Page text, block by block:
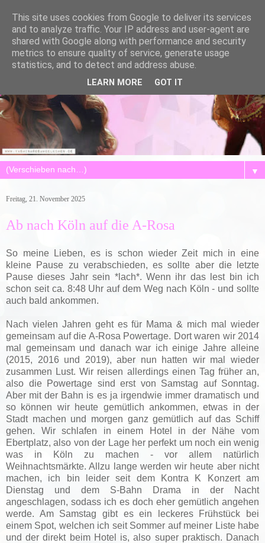
▼
Freitag, 21. November 2025
Ab nach Köln auf die A-Rosa
So meine Lieben, es is schon wieder Zeit mich in eine
kleine Pause zu verabschieden, es sollte aber die letzte
Pause dieses Jahr sein *lach*. Wenn ihr das lest bin ich
schon seit ca. 8:48 Uhr auf dem Weg nach Köln - und sollte
auch bald ankommen.
Nach vielen Jahren geht es für Mama & mich mal wieder
gemeinsam auf die A-Rosa Powertage. Dort waren wir 2014
mal gemeinsam und danach war ich einige Jahre alleine
(2015, 2016 und 2019), aber nun hatten wir mal wieder
zusammen Lust. Wir reisen allerdings einen Tag früher an,
also die Powertage sind erst von Samstag auf Sonntag.
Aber mit der Bahn is es ja irgendwie immer dramatisch und
so können wir heute gemütlich ankommen, etwas in der
Stadt machen und morgen ganz gemütlich auf das Schiff
gehen. Wir schlafen in einem Hotel in der Nähe vom
Ebertplatz, also von der Lage her perfekt um noch ein wenig
was in Köln zu machen - vor allem natürlich
Weihnachtsmärkte. Allzu lange werden wir heute aber nicht
machen, ich bin leider seit dem Kontra K Konzert am
Dienstag und dem S-Bahn Drama in der Nacht
angeschlagen, sodass ich es doch eher gemütlich angehen
werde. Am Samstag gibt es ein leckeres Frühstück bei
einem Spot, welchen ich seit Sommer auf meiner Liste habe
und der direkt beim Hotel is, also super praktisch. Danach
This site uses cookies from Google to deliver its services
and to analyze traffic. Your IP address and user-agent are
shared with Google along with performance and security
metrics to ensure quality of service, generate usage
statistics, and to detect and address abuse.
LEARN MORE GOT IT